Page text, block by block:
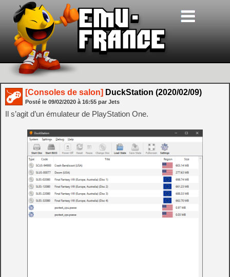
[Consoles de salon] DuckStation (2020/02/09)
Posté le 09/02/2020 à 16:55 par Jets
Il s’agit d’un émulateur de PlayStation One.